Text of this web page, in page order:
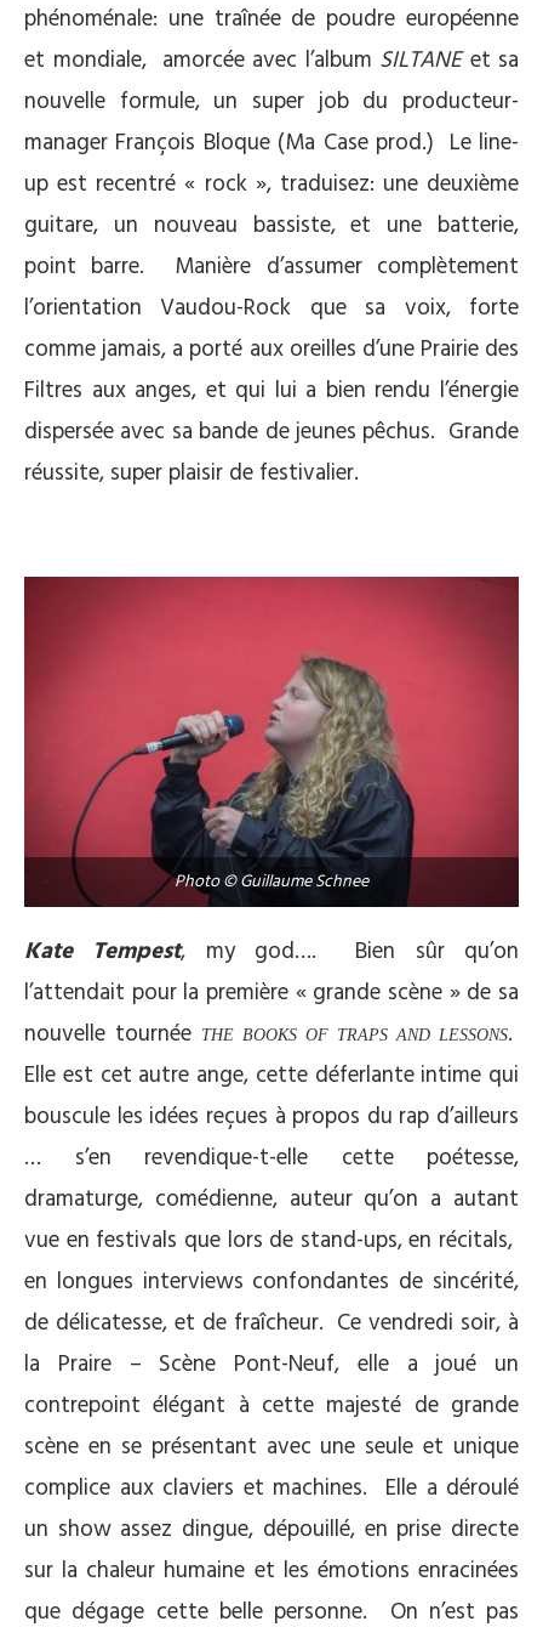
phénoménale: une traînée de poudre européenne
et mondiale, amorcée avec l’album SILTANEet sa
nouvelle formule, un super job du producteur-
manager François Bloque (Ma Case prod.) Le line-
up est recentré « rock », traduisez: une deuxième
guitare, un nouveau bassiste, et une batterie,
point barre. Manière d’assumer complètement
l’orientation Vaudou-Rock que sa voix, forte
comme jamais, a porté aux oreilles d’une Prairie des
Filtres aux anges, et qui lui a bien rendu l’énergie
dispersée avec sa bande de jeunes pêchus. Grande
réussite, super plaisir de festivalier.
Photo © Guillaume Schnee
Kate Tempest, my god…. Bien sûr qu’on
l’attendait pour la première « grande scène » de sa
nouvelle tournée THE BOOKS OF TRAPS AND LESSONS.
Elle est cet autre ange, cette déferlante intime qui
bouscule les idées reçues à propos du rap d’ailleurs
… s’en revendique-t-elle cette poétesse,
dramaturge, comédienne, auteur qu’on a autant
vue en festivals que lors de stand-ups, en récitals,
en longues interviews confondantes de sincérité,
de délicatesse, et de fraîcheur. Ce vendredi soir, à
la Praire – Scène Pont-Neuf, elle a joué un
contrepoint élégant à cette majesté de grande
scène en se présentant avec une seule et unique
complice aux claviers et machines. Elle a déroulé
un show assez dingue, dépouillé, en prise directe
sur la chaleur humaine et les émotions enracinées
que dégage cette belle personne. On n’est pas